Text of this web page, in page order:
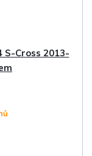
S-Cross 2013-